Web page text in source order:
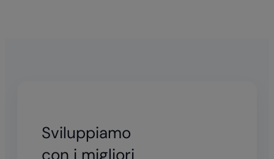
Sviluppiamo
con i migliori